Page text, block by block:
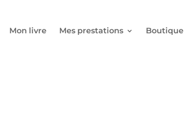
Mon livre Mes prestations Boutique